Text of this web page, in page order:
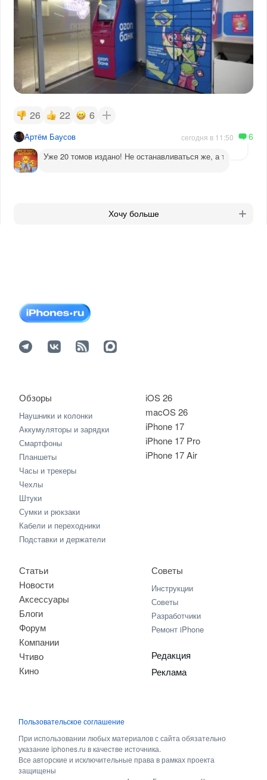
26 22 6
Артём Баусов сегодня в 11:50 6
Уже 20 томов издано! Не останавливаться же, а то
Хочу больше
iOS 26
macOS 26
iPhone 17
iPhone 17 Pro
iPhone 17 Air
Обзоры
Наушники и колонки
Аккумуляторы и зарядки
Смартфоны
Планшеты
Часы и трекеры
Чехлы
Штуки
Сумки и рюкзаки
Кабели и переходники
Подставки и держатели
Статьи
Новости
Аксессуары
Блоги
Форум
Компании
Чтиво
Кино
Советы
Инструкции
Советы
Разработчики
Ремонт iPhone
Редакция
Реклама
Пользовательское соглашение
При использовании любых материалов с сайта обязательно
указание iphones.ru в качестве источника.
Все авторские и исключительные права в рамках проекта
защищены